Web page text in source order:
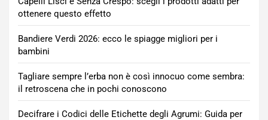
ottenere questo effetto
Bandiere Verdi 2026: ecco le spiagge migliori per i
bambini
Tagliare sempre l’erba non è così innocuo come sembra:
il retroscena che in pochi conoscono
Decifrare i Codici delle Etichette degli Agrumi: Guida per